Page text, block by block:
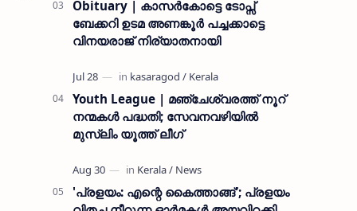
Obituary | കാസർകോട്ടെ ടോപ്സ്
ബേക്കറി ഉടമ അണങ്കൂർ പച്ചക്കാട്ടെ
വിനയരാജ് നിര്യാതനായി
Youth League | മഞ്ചേശ്വരത്ത് നൂറ്
നന്മകൾ പദ്ധതി; സേവനവഴിയിൽ
മുസ്ലിം യൂത്ത് ലീഗ്
'പ്രളയം: എന്റെ കൈത്താങ്ങ്'; പ്രളയം